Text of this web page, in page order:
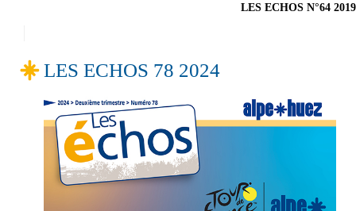
LES ECHOS N°64 2019
LES ECHOS 78 2024